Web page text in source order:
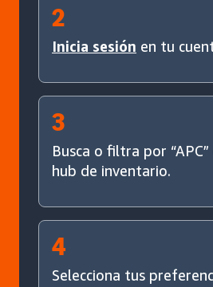
2
Inicia sesión en tu
3
Busca o filtra por
hub de inventario.
4
Selecciona tus